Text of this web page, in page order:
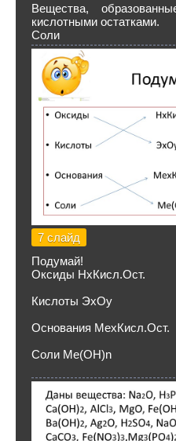
Вещества,
кислотными остатками.
Соли
7 слайд
Подумай!
Оксиды HxКисл.Ост.
Кислоты ЭxOy
Основания МеxКисл.Ост.
Соли Ме(ОН)n